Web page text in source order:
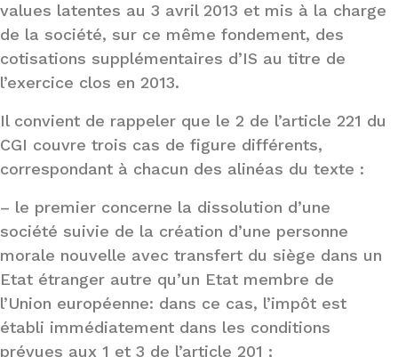
values latentes au 3 avril 2013 et mis à la charge
de la société, sur ce même fondement, des
cotisations supplémentaires d’IS au titre de
l’exercice clos en 2013.
Il convient de rappeler que le 2 de l’article 221 du
CGI couvre trois cas de figure différents,
correspondant à chacun des alinéas du texte :
– le premier concerne la dissolution d’une
société suivie de la création d’une personne
morale nouvelle avec transfert du siège dans un
Etat étranger autre qu’un Etat membre de
l’Union européenne: dans ce cas, l’impôt est
établi immédiatement dans les conditions
prévues aux 1 et 3 de l’article 201 ;